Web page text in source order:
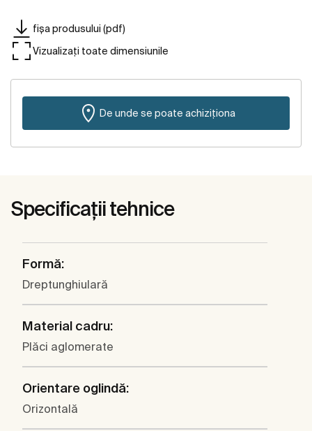
fișa produsului (pdf)
Vizualizați toate dimensiunile
De unde se poate achiziționa
Specificații tehnice
Formă:
Dreptunghiulară
Material cadru:
Plăci aglomerate
Orientare oglindă:
Orizontală